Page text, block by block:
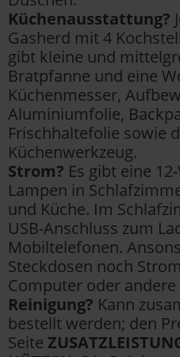
Küchenausstattung?
Gasherd mit 4
gibt kleine und
Bratpfanne und eine
Küchenmesser,
Aluminiumfolie,
Frischhaltefolie sowie
Küchenwerkzeug.
Strom? Es gibt eine
Lampen in
und Küche. Im
USB-Anschluss zum
Mobiltelefonen.
Steckdosen noch
Computer oder andere
Reinigung? Kann
bestellt werden; den
Seite